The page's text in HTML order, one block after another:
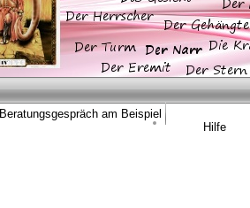
Beratungsgespräch am Beispiel
Hilfe